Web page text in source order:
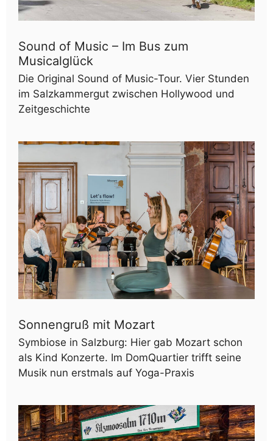
Sound of Music – Im Bus zum
Musicalglück
Die Original Sound of Music-Tour. Vier Stunden
im Salzkammergut zwischen Hollywood und
Zeitgeschichte
Sonnengruß mit Mozart
Symbiose in Salzburg: Hier gab Mozart schon
als Kind Konzerte. Im DomQuartier trifft seine
Musik nun erstmals auf Yoga-Praxis